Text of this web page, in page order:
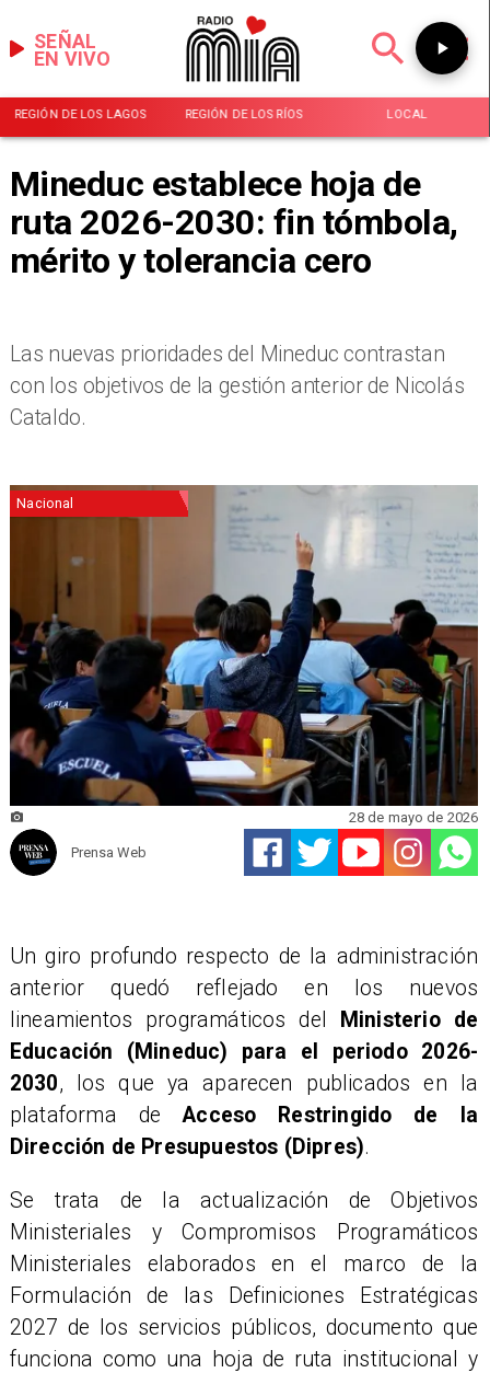
EN VIVO
SEÑAL
REGIÓN DE LOS LAGOS REGIÓN DE LOS RÍOS LOCAL
Mineduc establece hoja de
ruta 2026-2030: fin tómbola,
mérito y tolerancia cero
Las nuevas prioridades del Mineduc contrastan
con los objetivos de la gestión anterior de Nicolás
Cataldo.
Nacional
Prensa Web
28 de mayo de 2026
Un giro profundo respecto de la administración
anterior quedó reflejado en los nuevos
lineamientos programáticos del
Ministerio de
Educación (Mineduc) para el periodo 2026-
2030, los que ya aparecen publicados en la
plataforma deAcceso Restringido de la
Dirección de Presupuestos (Dipres).
Se trata de la actualización de Objetivos
Ministeriales y Compromisos Programáticos
Ministeriales elaborados en el marco de la
Formulación de las Definiciones Estratégicas
2027 de los servicios públicos, documento que
funciona como una hoja de ruta institucional y